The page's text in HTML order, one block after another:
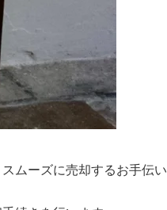
ムーズに売却するお手伝い